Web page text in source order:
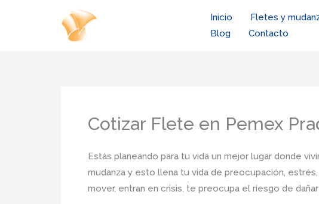
Inicio Fletes y
Blog
Contacto
Cotizar Flete en Pemex
Estás planeando para tu vida un mejor lugar donde
mudanza y esto llena tu vida de preocupación,
mover, entran en crisis, te preocupa el riesgo de